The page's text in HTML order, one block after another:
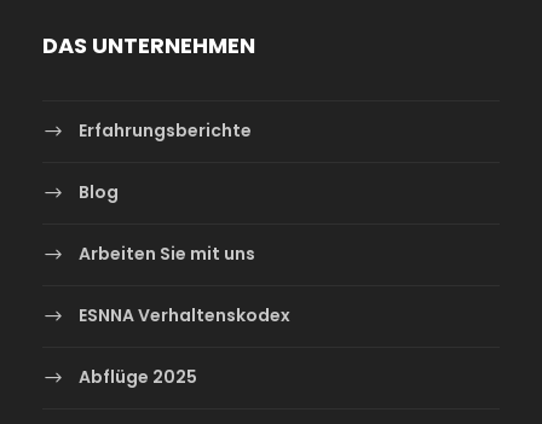
DAS UNTERNEHMEN
Erfahrungsberichte
Blog
Arbeiten Sie mit uns
ESNNA Verhaltenskodex
Abflüge 2025